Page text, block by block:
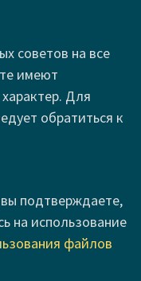
советов на все
имеют
Для
обратиться к
подтверждаете,
на использование
файлов